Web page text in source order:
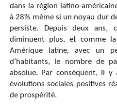
dans la région latino-
à 28% même si un noyau dur
persiste. Depuis deux ans,
diminuent plus, et comme
Amérique latine, avec un
d’habitants, le nombre de
absolue. Par conséquent, il y
évolutions sociales positives
de prospérité.